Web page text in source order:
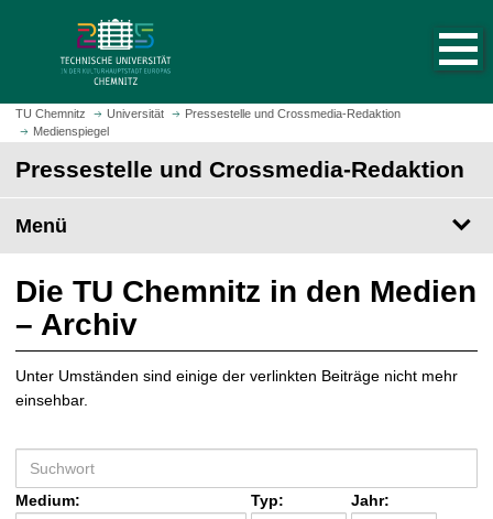
m
H
t
s
i
e
a
u
f
r
u
f
e
TU Chemnitz Universität
Pressestelle und Crossmedia-Redaktion
Medienspiegel
Pressestelle und Crossmedia-Redaktion
Menü
Die TU Chemnitz in den Medien
– Archiv
Unter Umständen sind einige der verlinkten Beiträge nicht mehr
einsehbar.
u
c
Medium: Typ: Jahr: